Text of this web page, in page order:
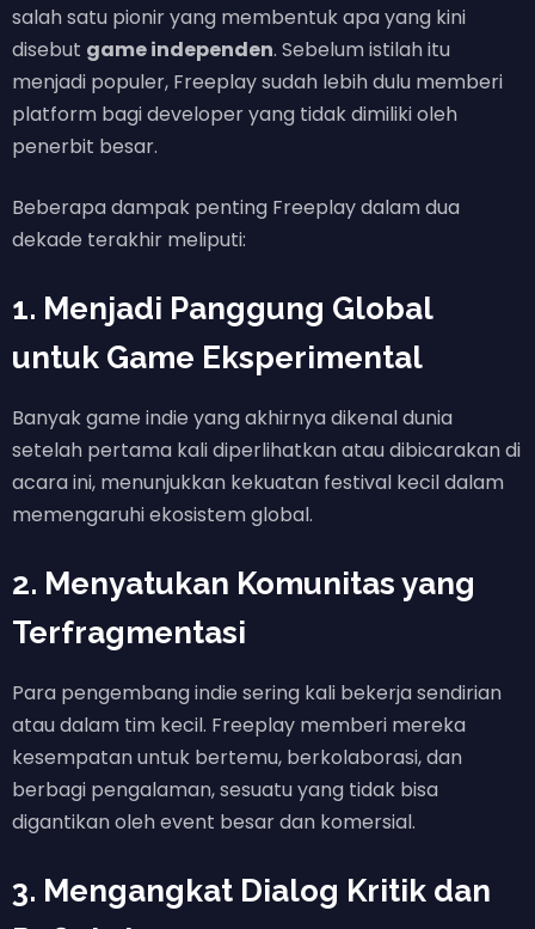
salah satu pionir yang membentuk apa yang kini
disebut game independen. Sebelum istilah itu
menjadi populer, Freeplay sudah lebih dulu memberi
platform bagi developer yang tidak dimiliki oleh
penerbit besar.
Beberapa dampak penting Freeplay dalam dua
dekade terakhir meliputi:
1. Menjadi Panggung Global
untuk Game Eksperimental
Banyak game indie yang akhirnya dikenal dunia
setelah pertama kali diperlihatkan atau dibicarakan di
acara ini, menunjukkan kekuatan festival kecil dalam
memengaruhi ekosistem global.
2. Menyatukan Komunitas yang
Terfragmentasi
Para pengembang indie sering kali bekerja sendirian
atau dalam tim kecil. Freeplay memberi mereka
kesempatan untuk bertemu, berkolaborasi, dan
berbagi pengalaman, sesuatu yang tidak bisa
digantikan oleh event besar dan komersial.
3. Mengangkat Dialog Kritik dan